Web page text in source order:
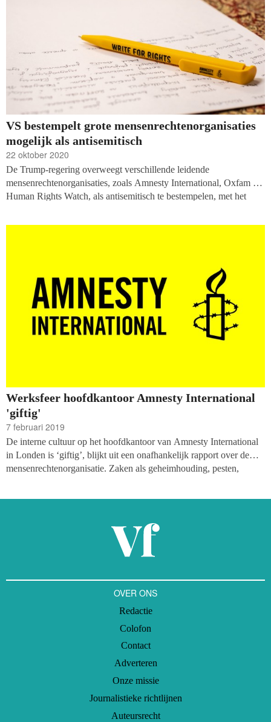
VS bestempelt grote mensenrechtenorganisaties
mogelijk als antisemitisch
22 oktober 2020
De Trump-regering overweegt verschillende leidende
mensenrechtenorganisaties, zoals Amnesty International, Oxfam en
Human Rights Watch, als antisemitisch te bestempelen, met het
journalistiek platformPoliticoop basis van informatie van twee
Werksfeer hoofdkantoor Amnesty International
'giftig'
7 februari 2019
De interne cultuur op het hoofdkantoor van Amnesty International
in Londen is ‘giftig’, blijkt uit een onafhankelijk rapport over de
mensenrechtenorganisatie. Zaken als geheimhouding, pesten,
OVER ONS
Redactie
Colofon
Contact
Adverteren
Onze missie
Journalistieke richtlijnen
Auteursrecht